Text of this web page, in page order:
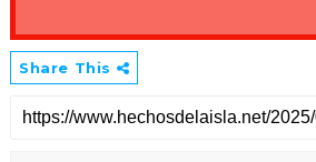
Share This